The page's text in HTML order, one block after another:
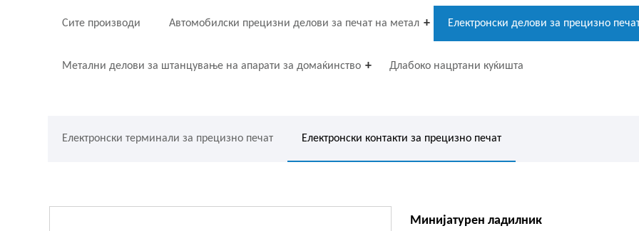
Сите производи Автомобилски прецизни делови за печат на метал Електронски делови за прецизно
Метални делови за штанцување на апарати за домаќинство Длабоко нацртани куќишта
Електронски терминали за прецизно печат Електронски контакти за прецизно печат
Минијатурен ладилник